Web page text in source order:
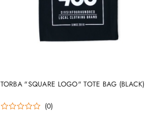
TORBA "SQUARE LOGO" TOTE BAG (BLACK)
(0)
DO KOSZYKA